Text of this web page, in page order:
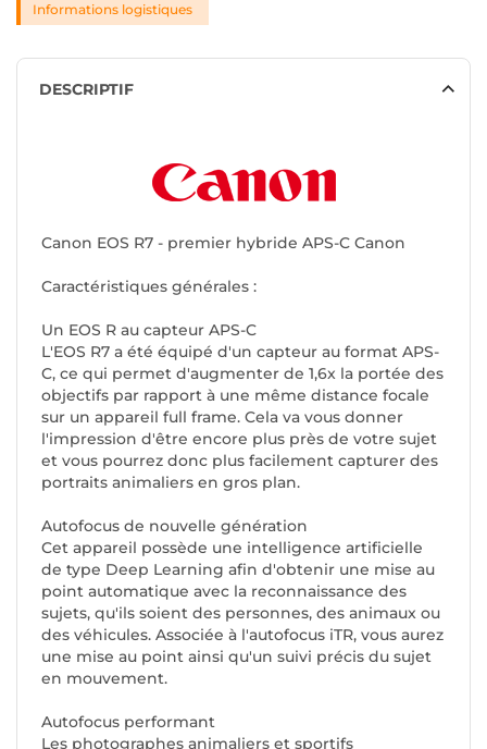
Informations logistiques
DESCRIPTIF
Canon EOS R7 - premier hybride APS-C Canon
Caractéristiques générales :
Un EOS R au capteur APS-C
L'EOS R7 a été équipé d'un capteur au format APS-
C, ce qui permet d'augmenter de 1,6x la portée des
objectifs par rapport à une même distance focale
sur un appareil full frame. Cela va vous donner
l'impression d'être encore plus près de votre sujet
et vous pourrez donc plus facilement capturer des
portraits animaliers en gros plan.
Autofocus de nouvelle génération
Cet appareil possède une intelligence artificielle
de type Deep Learning afin d'obtenir une mise au
point automatique avec la reconnaissance des
sujets, qu'ils soient des personnes, des animaux ou
des véhicules. Associée à l'autofocus iTR, vous aurez
une mise au point ainsi qu'un suivi précis du sujet
en mouvement.
Autofocus performant
Les photographes animaliers et sportifs